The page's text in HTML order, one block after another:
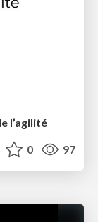
l’agilité
0 97